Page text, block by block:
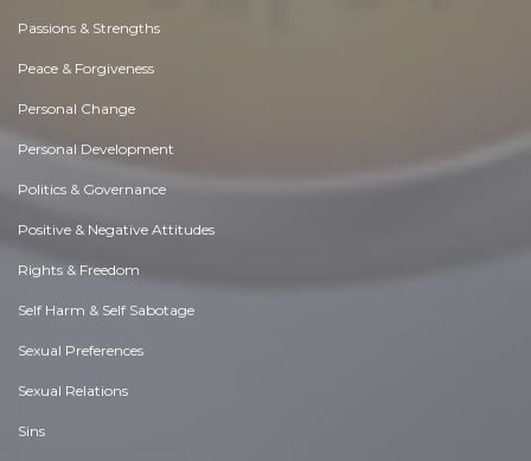
Passions & Strengths
Peace & Forgiveness
Personal Change
Personal Development
Politics & Governance
Positive & Negative Attitudes
Rights & Freedom
Self Harm & Self Sabotage
Sexual Preferences
Sexual Relations
Sins